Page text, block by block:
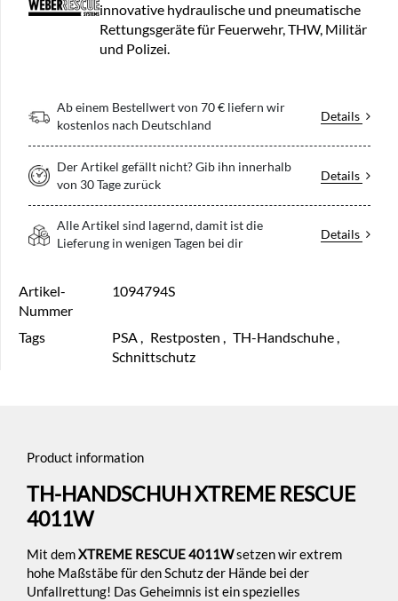
innovative hydraulische und pneumatische
Rettungsgeräte für Feuerwehr, THW, Militär
und Polizei.
Ab einem Bestellwert von 70 € liefern wir
kostenlos nach Deutschland
Details
Der Artikel gefällt nicht? Gib ihn innerhalb
von 30 Tage zurück
Details
Alle Artikel sind lagernd, damit ist die
Lieferung in wenigen Tagen bei dir
Details
Artikel-
Nummer
1094794S
Tags PSA, Restposten , TH-Handschuhe,
Schnittschutz
Product information
TH-HANDSCHUH XTREME RESCUE
4011W
Mit demXTREME RESCUE 4011Wsetzen wir extrem
hohe Maßstäbe für den Schutz der Hände bei der
Unfallrettung! Das Geheimnis ist ein spezielles